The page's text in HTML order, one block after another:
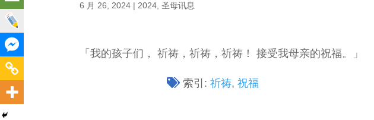
6 月 26, 2024 | 2024 ,圣母讯息
「我的孩子们， 祈祷，祈祷，祈祷！ 接受我母亲的祝福。」
索引:祈祷,祝福